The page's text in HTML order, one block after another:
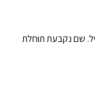
שם נקבעת תוחלת